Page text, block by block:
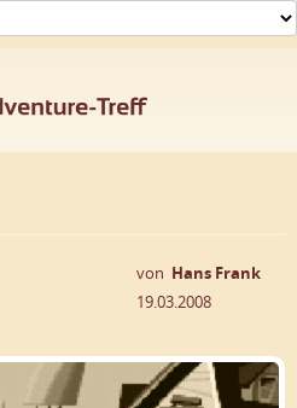
von Hans Frank
19.03.2008